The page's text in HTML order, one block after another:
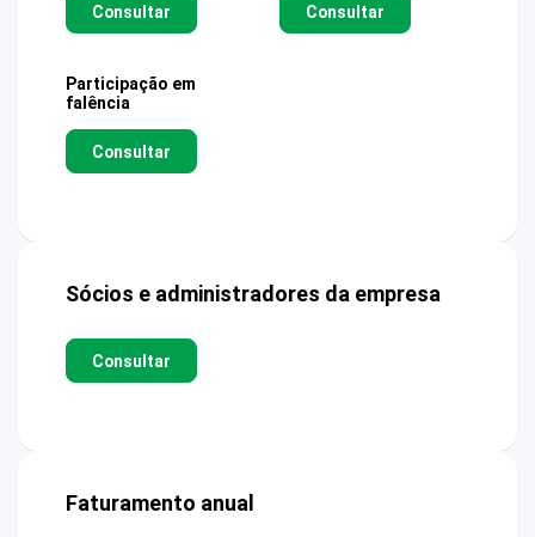
Consultar Consultar
Participação em
falência
Consultar
Sócios e administradores da empresa
Consultar
Faturamento anual